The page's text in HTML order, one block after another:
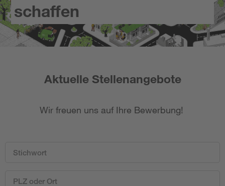
schaffen
Aktuelle Stellenangebote
Wir freuen uns auf Ihre Bewerbung!